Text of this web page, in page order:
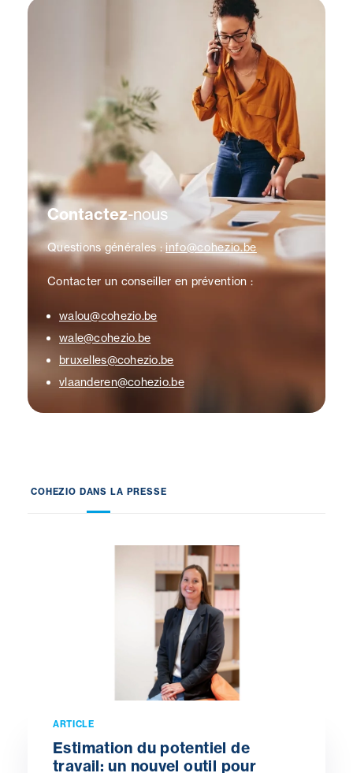
Contactez-nous
Questions générales : info@cohezio.be
Contacter un conseiller en prévention :
walou@cohezio.be
wale@cohezio.be
bruxelles@cohezio.be
vlaanderen@cohezio.be
COHEZIO DANS LA PRESSE
ARTICLE
Estimation du potentiel de
travail: un nouvel outil pour